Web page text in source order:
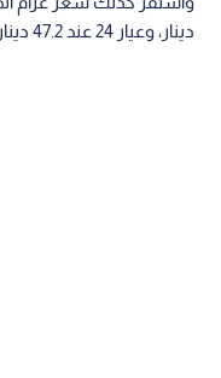
دينار، وعيار 24 عند 47.2 دينار.